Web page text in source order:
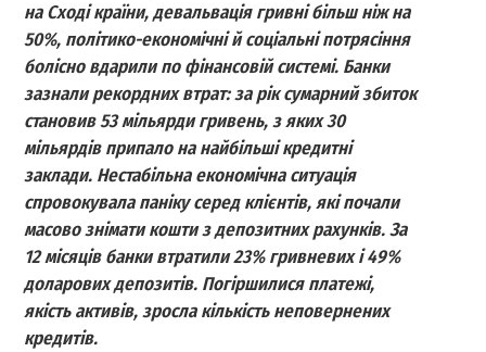
на Сході країни, девальвація гривні більш ніж на
50%, політико-економічні й соціальні потрясіння
болісно вдарили по фінансовій системі. Банки
зазнали рекордних втрат: за рік сумарний збиток
становив 53 мільярди гривень, з яких 30
мільярдів припало на найбільші кредитні
заклади. Нестабільна економічна ситуація
спровокувала паніку серед клієнтів, які почали
масово знімати кошти з депозитних рахунків. За
12 місяців банки втратили 23% гривневих і 49%
доларових депозитів. Погіршилися платежі,
якість активів, зросла кількість неповернених
кредитів.